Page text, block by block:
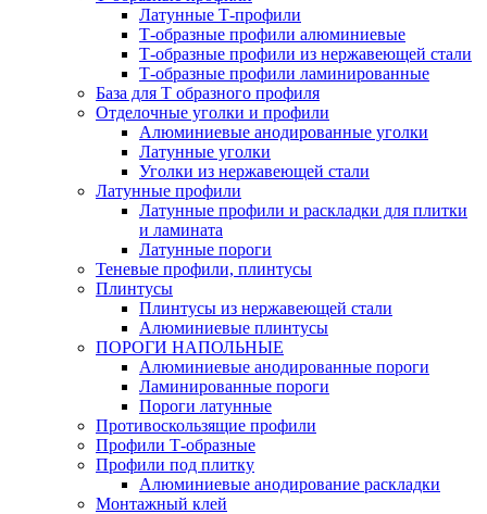
Латунные Т-профили
Т-образные профили алюминиевые
Т-образные профили из нержавеющей стали
Т-образные профили ламинированные
База для Т образного профиля
Отделочные уголки и профили
Алюминиевые анодированные уголки
Латунные уголки
Уголки из нержавеющей стали
Латунные профили
Латунные профили и раскладки для плитки
и ламината
Латунные пороги
Теневые профили, плинтусы
Плинтусы
Плинтусы из нержавеющей стали
Алюминиевые плинтусы
ПОРОГИ НАПОЛЬНЫЕ
Алюминиевые анодированные пороги
Ламинированные пороги
Пороги латунные
Противоскользящие профили
Профили Т-образные
Профили под плитку
Алюминиевые анодирование раскладки
Монтажный клей